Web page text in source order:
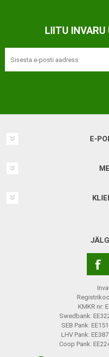
LIITU INVARU
E-
KMKR nr:
Swedbank:
SEB Pank:
LHV Pank:
Coop Pank: